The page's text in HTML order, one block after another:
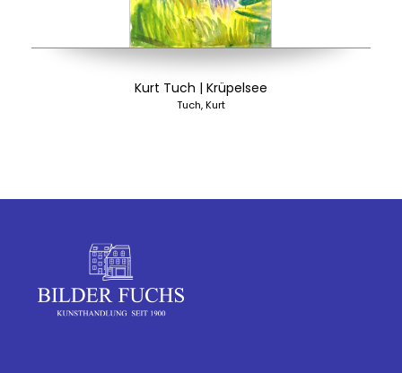
Kurt Tuch | Krüpelsee
Tuch, Kurt